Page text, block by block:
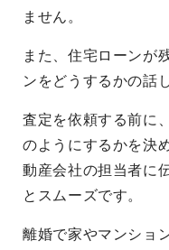
ません。
また、住宅ローンが
ンをどうするかの話
査定を依頼する前に
のようにするかを決
動産会社の担当者に
とスムーズです。
離婚で家やマンショ